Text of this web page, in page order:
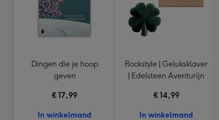
Dingen die je hoop
geven
€ 17,99
In winkelmand
Rockstyle | Geluksklaver
| Edelsteen Aventurijn
€ 14,99
In winkelmand